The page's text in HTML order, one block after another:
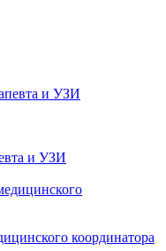
и УЗИ
координатора